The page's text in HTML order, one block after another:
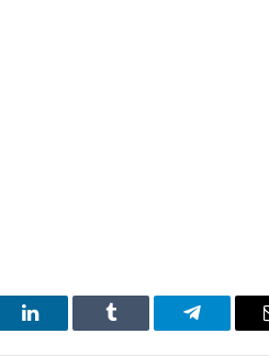
LinkedIn Tumblr Telegram